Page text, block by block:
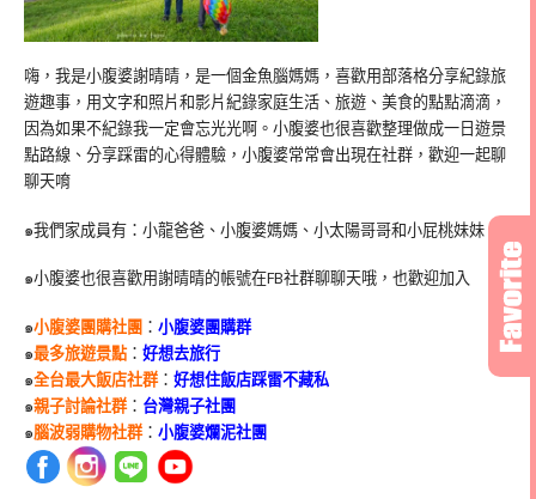
嗨，我是小腹婆謝晴晴，是一個金魚腦媽媽，喜歡用部落格分享紀錄旅
遊趣事，用文字和照片和影片紀錄家庭生活、旅遊、美食的點點滴滴，
因為如果不紀錄我一定會忘光光啊。小腹婆也很喜歡整理做成一日遊景
點路線、分享踩雷的心得體驗，小腹婆常常會出現在社群，歡迎一起聊
聊天唷
๑我們家成員有：小龍爸爸、小腹婆媽媽、小太陽哥哥和小屁桃妹妹
๑小腹婆也很喜歡用謝晴晴的帳號在FB社群聊聊天哦，也歡迎加入
๑小腹婆團購社團 ： 小腹婆團購群
๑最多旅遊景點： 好想去旅行
๑全台最大飯店社群： 好想住飯店踩雷不藏私
๑親子討論社群： 台灣親子社團
๑腦波弱購物社群： 小腹婆爛泥社團